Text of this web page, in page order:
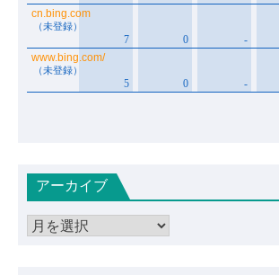
アーカイブ
ア